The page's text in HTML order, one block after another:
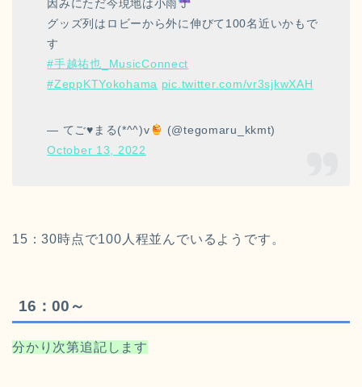
因みにただ今現地は小雨
グッズ列はロビーから外に伸びて100名近いかもで
す
#手越祐也_MusicConnect
#ZeppKTYokohama pic.twitter.com/vr3sjkwXAH
— てご♥️ まる(*^^)v
(@tegomaru_kkmt)
October 13, 2022
15：30時点で100人程並んでいるようです。
16：00～
分かり次第追記します